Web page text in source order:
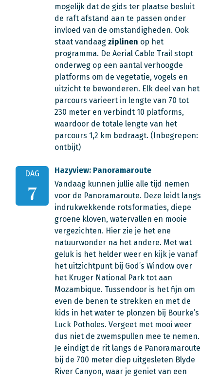
mogelijk dat de gids ter plaatse besluit
de raft afstand aan te passen onder
invloed van de omstandigheden. Ook
staat vandaag ziplinen op het
programma. De Aerial Cable Trail stopt
onderweg op een aantal verhoogde
platforms om de vegetatie, vogels en
uitzicht te bewonderen. Elk deel van het
parcours varieert in lengte van 70 tot
230 meter en verbindt 10 platforms,
waardoor de totale lengte van het
parcours 1,2 km bedraagt. (Inbegrepen:
ontbijt)
DAG
7
Hazyview: Panoramaroute
Vandaag kunnen jullie alle tijd nemen
voor de Panoramaroute. Deze leidt langs
indrukwekkende rotsformaties, diepe
groene kloven, watervallen en mooie
vergezichten. Hier zie je het ene
natuurwonder na het andere. Met wat
geluk is het helder weer en kijk je vanaf
het uitzichtpunt bij God’s Window over
het Kruger National Park tot aan
Mozambique. Tussendoor is het fijn om
even de benen te strekken en met de
kids in het water te plonzen bij Bourke’s
Luck Potholes. Vergeet met mooi weer
dus niet de zwemspullen mee te nemen.
Je eindigt de rit langs de Panoramaroute
bij de 700 meter diep uitgesleten Blyde
River Canyon, waar je geniet van een